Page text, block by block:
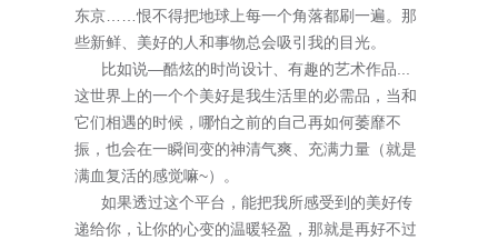
东京……恨不得把地球上每一个角落都刷一遍。那
些新鲜、美好的人和事物总会吸引我的目光。
比如说—酷炫的时尚设计、有趣的艺术作品...
这世界上的一个个美好是我生活里的必需品，当和
它们相遇的时候，哪怕之前的自己再如何萎靡不
振，也会在一瞬间变的神清气爽、充满力量（就是
满血复活的感觉嘛~）。
如果透过这个平台，能把我所感受到的美好传
递给你，让你的心变的温暖轻盈，那就是再好不过